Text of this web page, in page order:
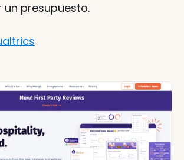
presupuesto.